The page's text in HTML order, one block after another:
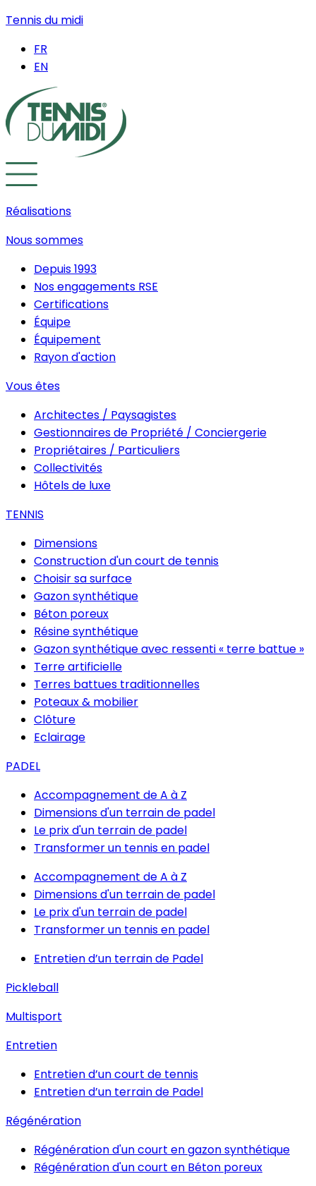
Tennis du midi
FR
EN
Réalisations
Nous sommes
Depuis 1993
Nos engagements RSE
Certifications
Équipe
Équipement
Rayon d'action
Vous êtes
Architectes / Paysagistes
Gestionnaires de Propriété / Conciergerie
Propriétaires / Particuliers
Collectivités
Hôtels de luxe
TENNIS
Dimensions
Construction d'un court de tennis
Choisir sa surface
Gazon synthétique
Béton poreux
Résine synthétique
Gazon synthétique avec ressenti « terre battue »
Terre artificielle
Terres battues traditionnelles
Poteaux & mobilier
Clôture
Eclairage
PADEL
Accompagnement de A à Z
Dimensions d'un terrain de padel
Le prix d'un terrain de padel
Transformer un tennis en padel
Accompagnement de A à Z
Dimensions d'un terrain de padel
Le prix d'un terrain de padel
Transformer un tennis en padel
Entretien d’un terrain de Padel
Pickleball
Multisport
Entretien
Entretien d’un court de tennis
Entretien d’un terrain de Padel
Régénération
Régénération d'un court en gazon synthétique
Régénération d'un court en Béton poreux